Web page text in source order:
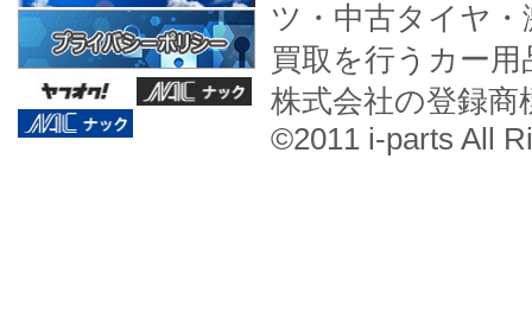
ツ・中古タイヤ
買取を行うカー
株式会社の登録商
©2011 i-parts All